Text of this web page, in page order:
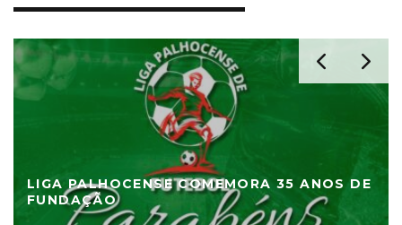
LIGA PALHOCENSE COMEMORA 35 ANOS DE
FUNDAÇÃO